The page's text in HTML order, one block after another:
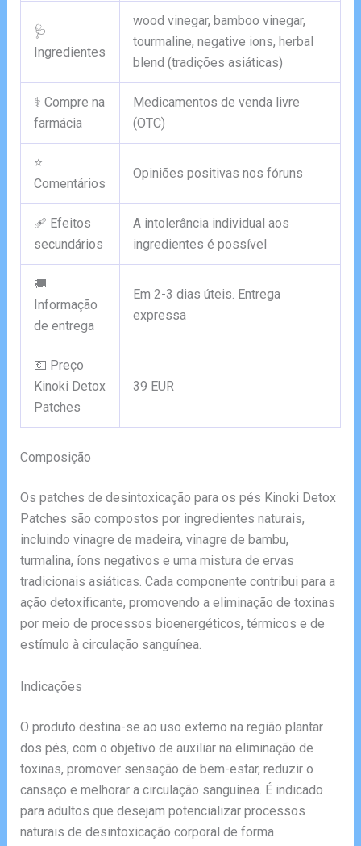
🩺
Ingredientes
wood vinegar, bamboo vinegar,
tourmaline, negative ions, herbal
blend (tradições asiáticas)
⚕️ Compre na
farmácia
Medicamentos de venda livre
(OTC)
⭐
Comentários
Opiniões positivas nos fóruns
🩹 Efeitos
secundários
A intolerância individual aos
ingredientes é possível
🚚
Informação
de entrega
Em 2-3 dias úteis. Entrega
expressa
💶 Preço
Kinoki Detox
Patches
39 EUR
Composição
Os patches de desintoxicação para os pés Kinoki Detox
Patches são compostos por ingredientes naturais,
incluindo vinagre de madeira, vinagre de bambu,
turmalina, íons negativos e uma mistura de ervas
tradicionais asiáticas. Cada componente contribui para a
ação detoxificante, promovendo a eliminação de toxinas
por meio de processos bioenergéticos, térmicos e de
estímulo à circulação sanguínea.
Indicações
O produto destina-se ao uso externo na região plantar
dos pés, com o objetivo de auxiliar na eliminação de
toxinas, promover sensação de bem-estar, reduzir o
cansaço e melhorar a circulação sanguínea. É indicado
para adultos que desejam potencializar processos
naturais de desintoxicação corporal de forma